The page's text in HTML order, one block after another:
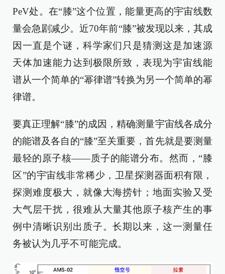
PeV处。在“膝”这个位置，能量更高的宇宙线数
量会急剧减少。近70年前“膝”被发现以来，其成
因一直是个谜，科学家们只是猜测这是加速源
天体加速能力达到极限所致，表现为宇宙线能
谱从一个简单的“幂律谱”转换为另一个简单的幂
律谱。
要真正理解“膝”的成因，精确测量宇宙线各成分
的能谱及各自的“膝”至关重要，首先就是要测量
最轻的原子核——质子的能谱分布。然而，“膝
区”的宇宙线非常稀少，卫星探测器面积有限，
探测难度极大，就像大海捞针；地面实验又受
大气层干扰，很难从大量其他原子核产生的事
例中清晰识别出质子。长期以来，这一测量任
务被认为几乎不可能完成。